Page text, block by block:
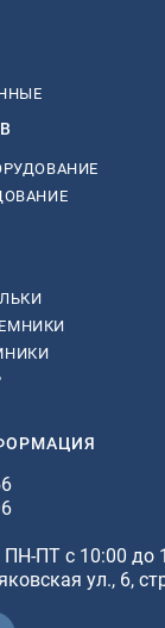
ПТ с 10:00 до
ул., 6,